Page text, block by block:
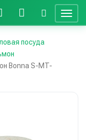
посуда
Bonna S-MT-